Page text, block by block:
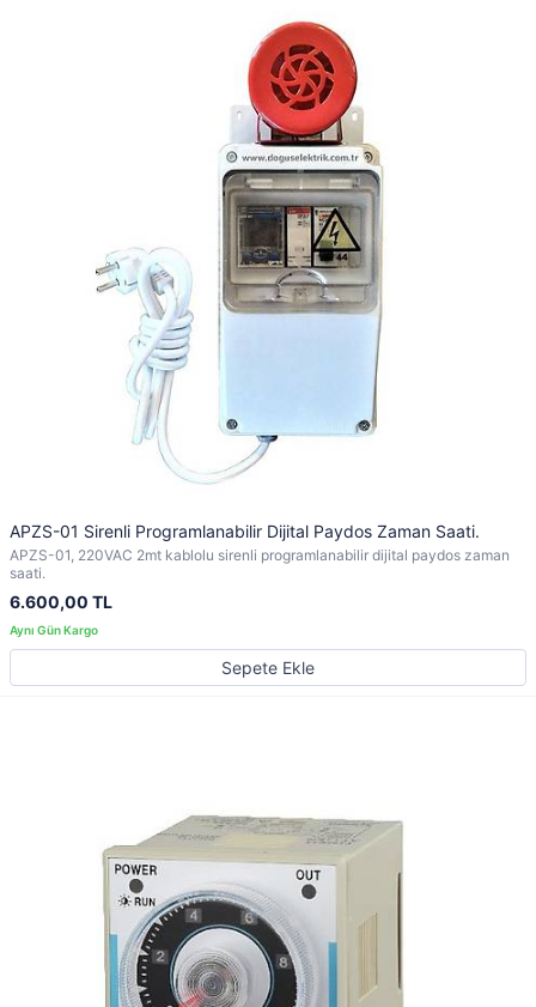
APZS-01 Sirenli Programlanabilir Dijital Paydos Zaman Saati.
APZS-01, 220VAC 2mt kablolu sirenli programlanabilir dijital paydos zaman
saati.
6.600,00 TL
Sepete Ekle